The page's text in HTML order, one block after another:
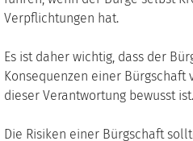
Verpflichtungen hat.
Es ist daher wichtig, dass der
Konsequenzen einer
dieser Verantwortung bewusst ist.
Die Risiken einer Bürgschaft